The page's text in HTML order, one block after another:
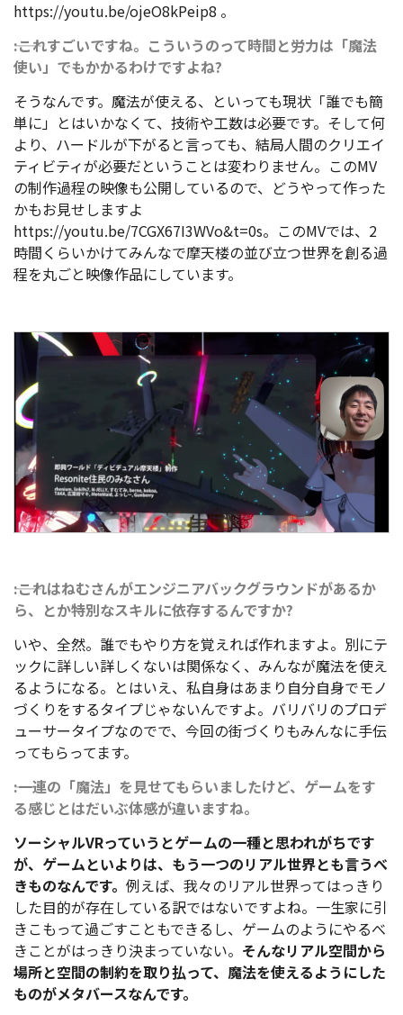
https://youtu.be/ojeO8kPeip8 。
――:これすごいですね。こういうのって時間と労力は「魔法
使い」でもかかるわけですよね?
そうなんです。魔法が使える、といっても現状「誰でも簡
単に」とはいかなくて、技術や工数は必要です。そして何
より、ハードルが下がると言っても、結局人間のクリエイ
ティビティが必要だということは変わりません。このMV
の制作過程の映像も公開しているので、どうやって作った
かもお見せしますよ
https://youtu.be/7CGX67I3WVo&t=0s。このMVでは、2
時間くらいかけてみんなで摩天楼の並び立つ世界を創る過
程を丸ごと映像作品にしています。
――:これはねむさんがエンジニアバックグラウンドがあるか
ら、とか特別なスキルに依存するんですか?
いや、全然。誰でもやり方を覚えれば作れますよ。別にテ
ックに詳しい詳しくないは関係なく、みんなが魔法を使え
るようになる。とはいえ、私自身はあまり自分自身でモノ
づくりをするタイプじゃないんですよ。バリバリのプロデ
ューサータイプなのでで、今回の街づくりもみんなに手伝
ってもらってます。
――:一連の「魔法」を見せてもらいましたけど、ゲームをす
る感じとはだいぶ体感が違いますね。
ソーシャルVRっていうとゲームの一種と思われがちです
が、ゲームといよりは、もう一つのリアル世界とも言うべ
きものなんです。 例えば、我々のリアル世界ってはっきり
した目的が存在している訳ではないですよね。一生家に引
きこもって過ごすこともできるし、ゲームのようにやるべ
きことがはっきり決まっていない。 そんなリアル空間から
場所と空間の制約を取り払って、魔法を使えるようにした
ものがメタバースなんです。